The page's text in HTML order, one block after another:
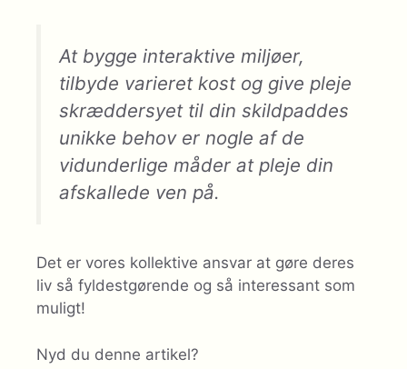
At bygge interaktive miljøer,
tilbyde varieret kost og give pleje
skræddersyet til din skildpaddes
unikke behov er nogle af de
vidunderlige måder at pleje din
afskallede ven på.
Det er vores kollektive ansvar at gøre deres
liv så fyldestgørende og så interessant som
muligt!
Nyd du denne artikel?